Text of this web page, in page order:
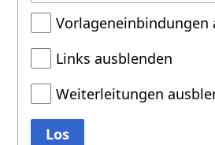
Vorlageneinbindungen
Links ausblenden
Weiterleitungen
Los